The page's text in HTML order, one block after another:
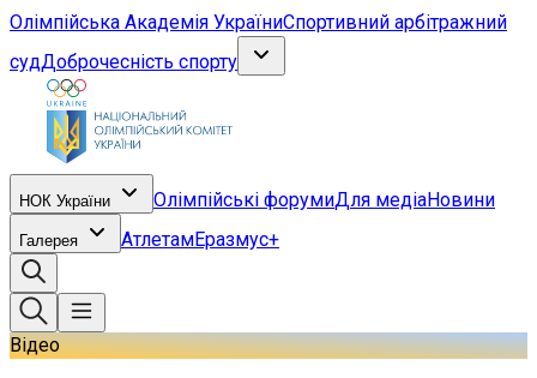
Олімпійська Академія УкраїниСпортивний арбітражний
судДоброчесність спорту
НОК України Олімпійські форумиДля медіаНовини
Галерея АтлетамЕразмус+
Відео